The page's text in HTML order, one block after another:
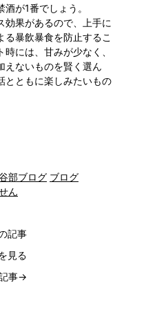
が1番でしょう。
効果があるので、上手に
る暴飲暴食を防止するこ
には、甘みが少なく、
えないものを賢く選ん
とともに楽しみたいもの
部ブログ ブログ
ん
記事
見る
事→